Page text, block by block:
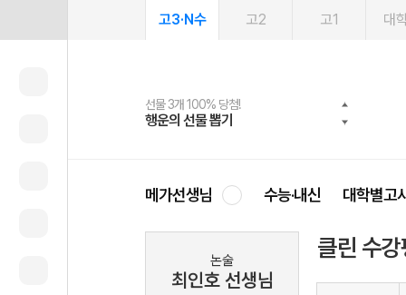
고3·N수 고2 고1 대
선물 3개 100% 당첨!
행운의 선물 뽑기
선물 100% 증정!
메가스터디 X 올리브
여름방학 스터디 캐시백
메가런 썸머스쿨
2027 러셀 단과
강사 공개선발
스마트러닝앱
설문 EVENT
메가패스
3일 무료 체험권
메가패스 수강생 무료혜택!
메가클럽 멤버십
사회공헌 캠페인
희망이룸 메가나눔
메가선생님 수능·내신 대학별고
논술
최인호 선생님
클린 수강